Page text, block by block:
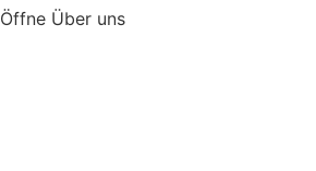
Öffne Über uns